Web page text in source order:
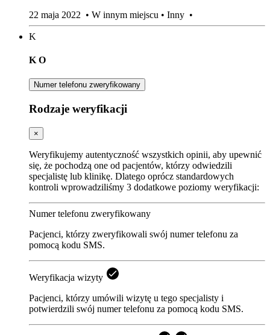
22 maja 2022 • W innym miejscu • Inny •
K
K O
Numer telefonu zweryfikowany
Rodzaje weryfikacji
×
Weryfikujemy autentyczność wszystkich opinii, aby upewnić
się, że pochodzą one od pacjentów, którzy odwiedzili
specjalistę lub klinikę. Dlatego oprócz standardowych
kontroli wprowadziliśmy 3 dodatkowe poziomy weryfikacji:
Numer telefonu zweryfikowany
Pacjenci, którzy zweryfikowali swój numer telefonu za
pomocą kodu SMS.
Weryfikacja wizyty
Pacjenci, którzy umówili wizytę u tego specjalisty i
potwierdzili swój numer telefonu za pomocą kodu SMS.